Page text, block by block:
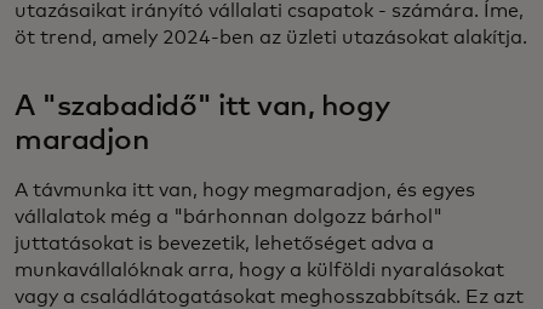
utazásaikat irányító vállalati csapatok - számára. Íme,
öt trend, amely 2024-ben az üzleti utazásokat alakítja.
A "szabadidő" itt van, hogy
maradjon
A távmunka itt van, hogy megmaradjon, és egyes
vállalatok még a "bárhonnan dolgozz bárhol"
juttatásokat is bevezetik, lehetőséget adva a
munkavállalóknak arra, hogy a külföldi nyaralásokat
vagy a családlátogatásokat meghosszabbítsák. Ez azt